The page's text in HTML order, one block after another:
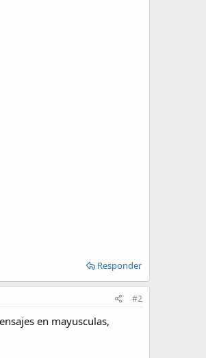
Responder
#2
en mayusculas,